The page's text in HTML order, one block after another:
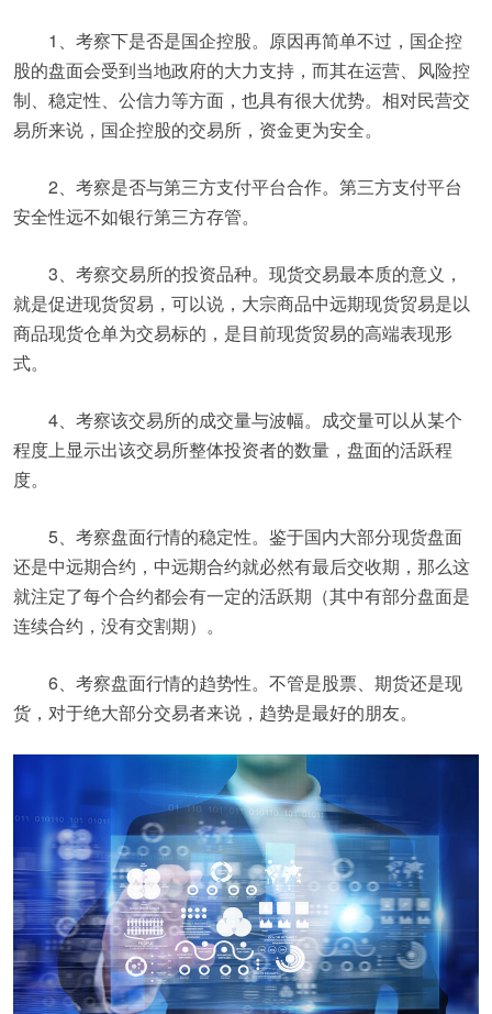
1、考察下是否是国企控股。原因再简单不过，国企控
股的盘面会受到当地政府的大力支持，而其在运营、风险控
制、稳定性、公信力等方面，也具有很大优势。相对民营交
易所来说，国企控股的交易所，资金更为安全。
2、考察是否与第三方支付平台合作。第三方支付平台
安全性远不如银行第三方存管。
3、考察交易所的投资品种。现货交易最本质的意义，
就是促进现货贸易，可以说，大宗商品中远期现货贸易是以
商品现货仓单为交易标的，是目前现货贸易的高端表现形
式。
4、考察该交易所的成交量与波幅。成交量可以从某个
程度上显示出该交易所整体投资者的数量，盘面的活跃程
度。
5、考察盘面行情的稳定性。鉴于国内大部分现货盘面
还是中远期合约，中远期合约就必然有最后交收期，那么这
就注定了每个合约都会有一定的活跃期（其中有部分盘面是
连续合约，没有交割期）。
6、考察盘面行情的趋势性。不管是股票、期货还是现
货，对于绝大部分交易者来说，趋势是最好的朋友。